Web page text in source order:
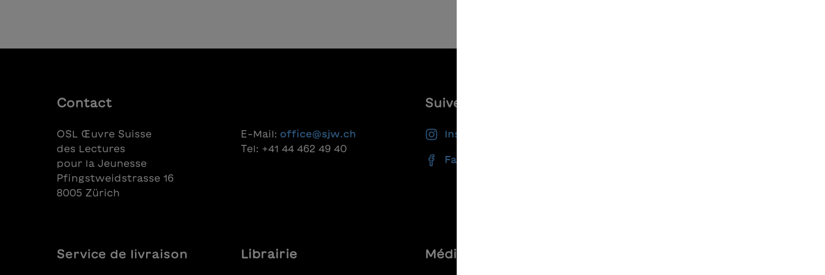
Contact
OSL Œuvre Suisse
des Lectures
pour la Jeunesse
Pfingstweidstrasse 16
8005 Zürich
E-Mail: office@sjw.ch
Tel: +41 44 462 49 40
Suivez-nous
Instagram
Facebook
Service de livraison Librairie Médias